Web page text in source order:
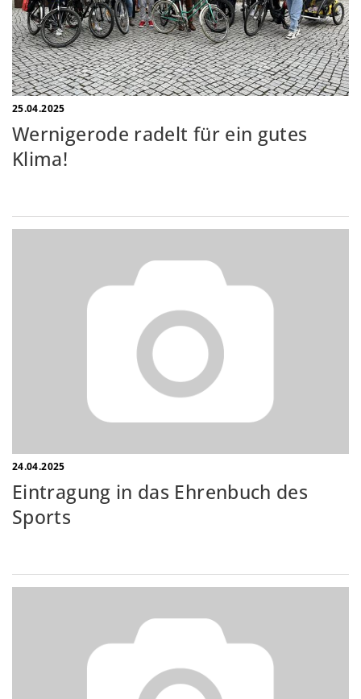
25.04.2025
Wernigerode radelt für ein gutes
Klima!
24.04.2025
Eintragung in das Ehrenbuch des
Sports